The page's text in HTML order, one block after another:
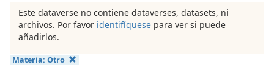
Este dataverse no contiene dataverses, datasets, ni
archivos. Por favor identifíquese para ver si puede
añadirlos.
Materia: Otro